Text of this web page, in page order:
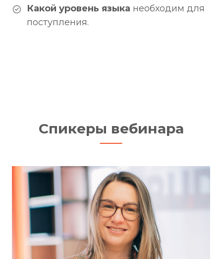
Какой уровень языка необходим для
поступления.
Спикеры вебинара